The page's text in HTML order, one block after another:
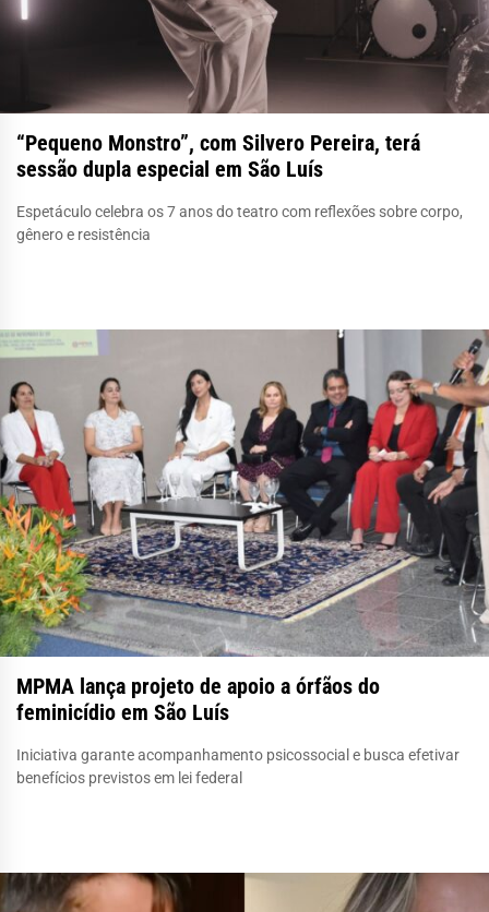
“Pequeno Monstro”, com Silvero Pereira, terá
sessão dupla especial em São Luís
Espetáculo celebra os 7 anos do teatro com reflexões sobre corpo,
gênero e resistência
MPMA lança projeto de apoio a órfãos do
feminicídio em São Luís
Iniciativa garante acompanhamento psicossocial e busca efetivar
benefícios previstos em lei federal